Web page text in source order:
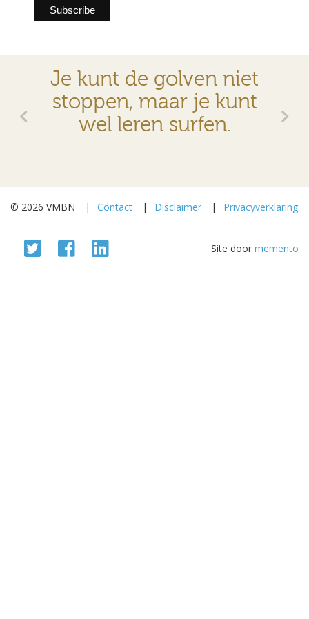
0622254988
Je kunt de golven niet
stoppen, maar je kunt
wel leren surfen.
© 2026 VMBN Contact Disclaimer Privacyverklaring
Site door memento